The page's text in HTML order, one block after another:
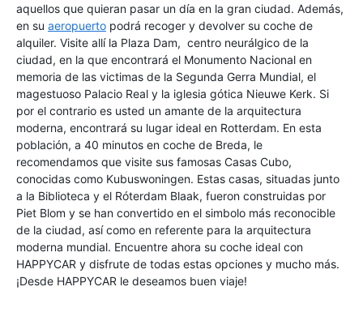
aquellos que quieran pasar un día en la gran ciudad. Además,
en su aeropuerto podrá recoger y devolver su coche de
alquiler. Visite allí la Plaza Dam, centro neurálgico de la
ciudad, en la que encontrará el Monumento Nacional en
memoria de las victimas de la Segunda Gerra Mundial, el
magestuoso Palacio Real y la iglesia gótica Nieuwe Kerk. Si
por el contrario es usted un amante de la arquitectura
moderna, encontrará su lugar ideal en Rotterdam. En esta
población, a 40 minutos en coche de Breda, le
recomendamos que visite sus famosas Casas Cubo,
conocidas como Kubuswoningen. Estas casas, situadas junto
a la Biblioteca y el Róterdam Blaak, fueron construidas por
Piet Blom y se han convertido en el simbolo más reconocible
de la ciudad, así como en referente para la arquitectura
moderna mundial. Encuentre ahora su coche ideal con
HAPPYCAR y disfrute de todas estas opciones y mucho más.
¡Desde HAPPYCAR le deseamos buen viaje!